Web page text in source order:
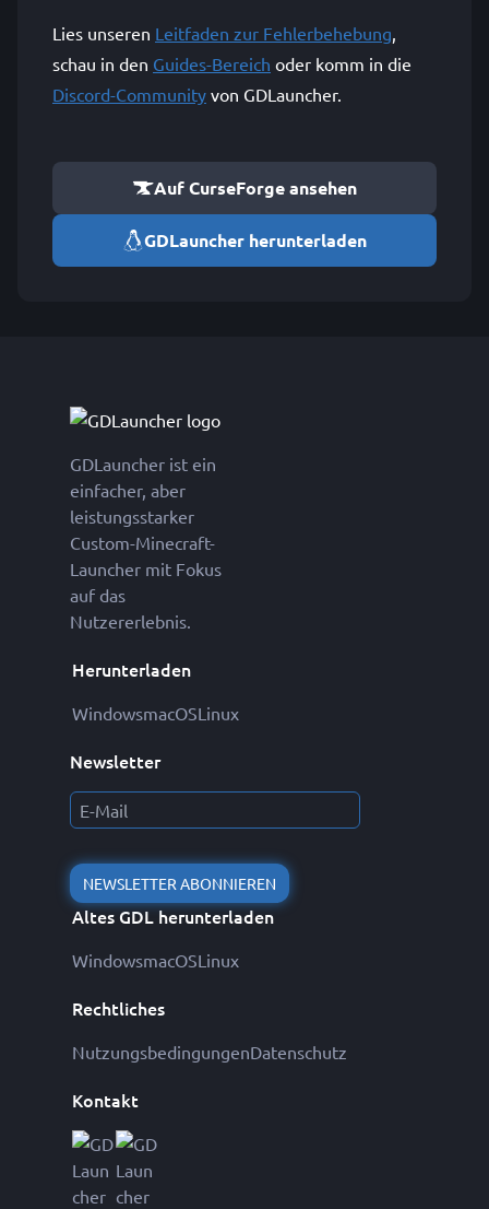
Lies unseren Leitfaden zur Fehlerbehebung,
schau in den Guides-Bereich oder komm in die
Discord-Community von GDLauncher.
Auf CurseForge ansehen
GDLauncher herunterladen
GDLauncher ist ein
einfacher, aber
leistungsstarker
Custom-Minecraft-
Launcher mit Fokus
auf das
Nutzererlebnis.
Herunterladen
WindowsmacOSLinux
Newsletter
NEWSLETTER ABONNIEREN
Altes GDL herunterladen
WindowsmacOSLinux
Rechtliches
NutzungsbedingungenDatenschutz
Kontakt